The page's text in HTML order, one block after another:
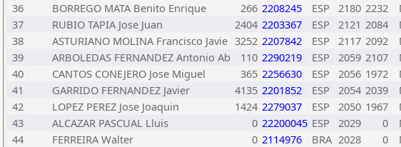
36
BORREGO MATA Benito Enrique 266 2208245 ESP 2180 2232
37
RUBIO TAPIA Jose Juan 2404 2203367 ESP 2121 2084
38
ASTURIANO MOLINA Francisco Javie 3252 2207842 ESP 2117 2092
39
ARBOLEDAS FERNANDEZ Antonio Ab 110 2290219 ESP 2059 2107
40
CANTOS CONEJERO Jose Miguel 365 2256630 ESP 2056 1972
41
GARRIDO FERNANDEZ Javier 4135 2201852 ESP 2054 2039
42
LOPEZ PEREZ Jose Joaquin 1424 2279037 ESP 2050 1967
43
ALCAZAR PASCUAL Lluis 0 22200045 ESP 2029 0
44
FERREIRA Walter 0 2114976 BRA 2028 0